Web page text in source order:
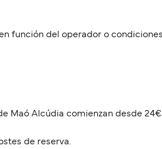
función del operador o condiciones
Maó Alcúdia comienzan desde 24€.
de reserva.